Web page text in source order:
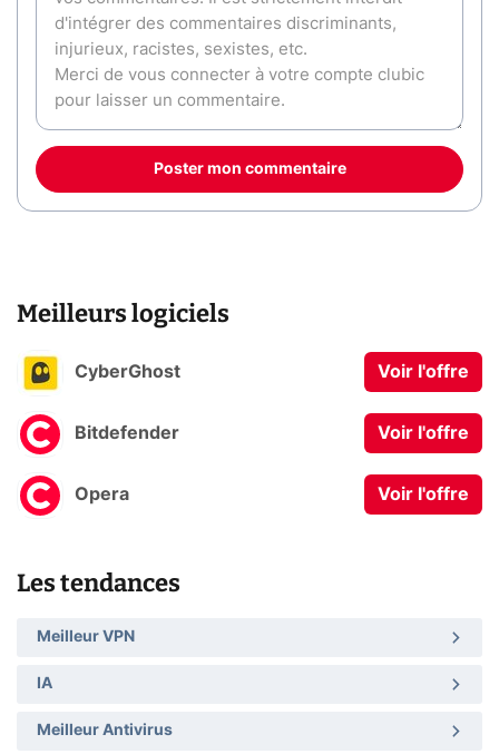
Poster mon commentaire
Meilleurs logiciels
CyberGhost Voir l'offre
Bitdefender Voir l'offre
Opera Voir l'offre
Les tendances
Meilleur VPN
IA
Meilleur Antivirus